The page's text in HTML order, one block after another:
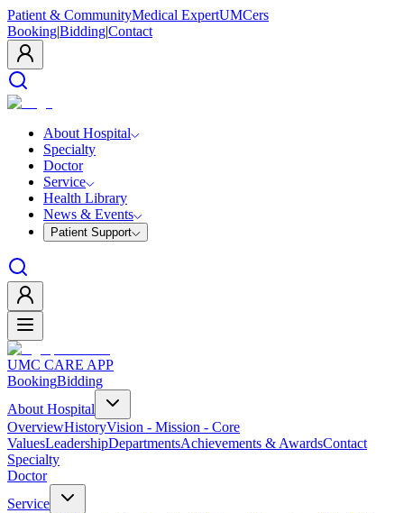
Patient & CommunityMedical ExpertUMCers
Booking|Bidding|Contact
About Hospital
Specialty
Doctor
Service
Health Library
News & Events
Patient Support
UMC CARE APP
BookingBidding
About Hospital
OverviewHistoryVision - Mission - Core
ValuesLeadershipDepartmentsAchievements & AwardsContact
Specialty
Doctor
Service